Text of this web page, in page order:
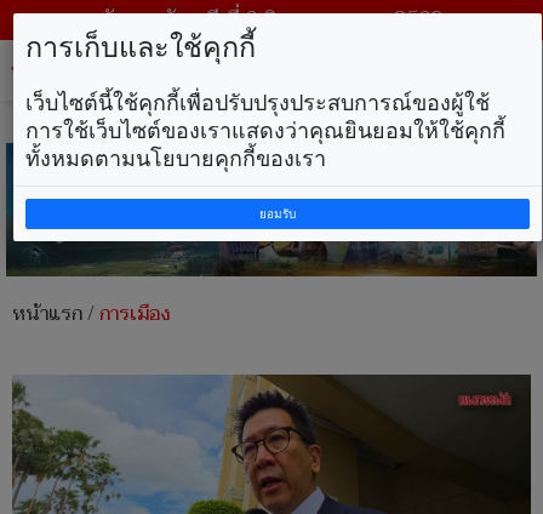
วันพฤหัสบดี ที่ 6 สิงหาคม พ.ศ. 2569
หน้าแรก/การเมือง
การเก็บและใช้คุกกี้
เว็บไซต์นี้ใช้คุกกี้เพื่อปรับปรุงประสบการณ์ของผู้ใช้
การใช้เว็บไซต์ของเราแสดงว่าคุณยินยอมให้ใช้คุกกี้
ทั้งหมดตามนโยบายคุกกี้ของเรา
ยอมรับ